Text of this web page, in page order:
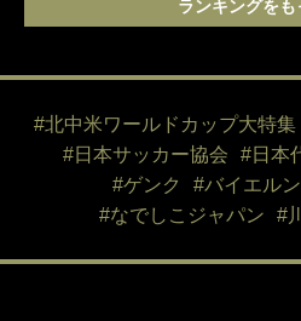
ランキングをも
#北中米ワールドカップ大特集
#日本サッカー協会
#日本
#ゲンク
#バイエル
#なでしこジャパン
#